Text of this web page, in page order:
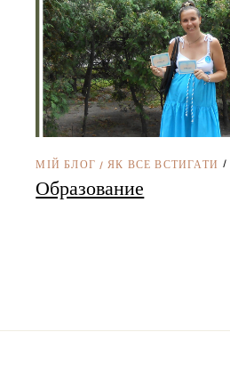
МІЙ БЛОГ / ЯК ВСЕ ВСТИГАТИ
Образование